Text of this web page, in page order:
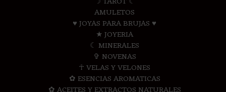
AMULETOS
♥ JOYAS PARA BRUJAS ♥
★ JOYERIA
☾ MINERALES
✞ NOVENAS
☥ VELAS Y VELONES
✿ ESENCIAS AROMATICAS